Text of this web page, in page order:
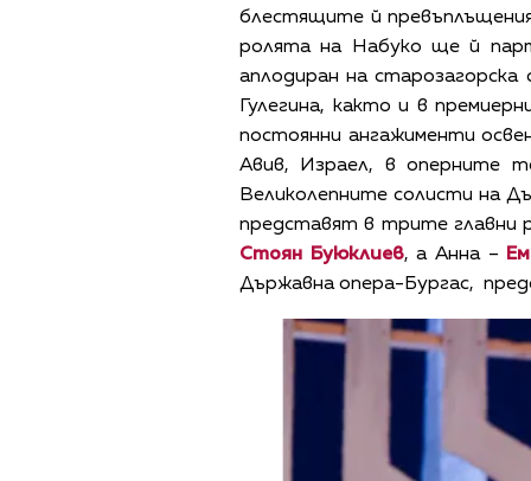
блестящите й
ролята на Набуко ще й
аплодиран на старозагорска
Гулегина, както и в
постоянни ангажименти
Авив, Израел, в оперните
Великолепните солисти на
представят в трите главни
Стоян Буюклиев, а Анна –
Държавна опера-Бургас,